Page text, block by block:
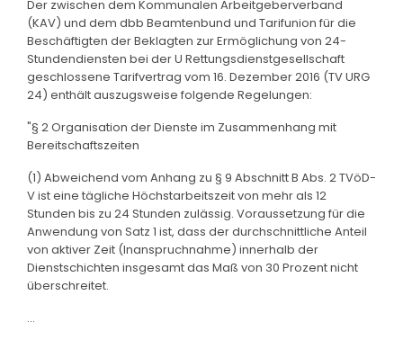
Der zwischen dem Kommunalen Arbeitgeberverband
(KAV) und dem dbb Beamtenbund und Tarifunion für die
Beschäftigten der Beklagten zur Ermöglichung von 24-
Stundendiensten bei der U Rettungsdienstgesellschaft
geschlossene Tarifvertrag vom 16. Dezember 2016 (TV URG
24) enthält auszugsweise folgende Regelungen:
"§ 2 Organisation der Dienste im Zusammenhang mit
Bereitschaftszeiten
(1) Abweichend vom Anhang zu § 9 Abschnitt B Abs. 2 TVöD-
V ist eine tägliche Höchstarbeitszeit von mehr als 12
Stunden bis zu 24 Stunden zulässig. Voraussetzung für die
Anwendung von Satz 1 ist, dass der durchschnittliche Anteil
von aktiver Zeit (Inanspruchnahme) innerhalb der
Dienstschichten insgesamt das Maß von 30 Prozent nicht
überschreitet.
...